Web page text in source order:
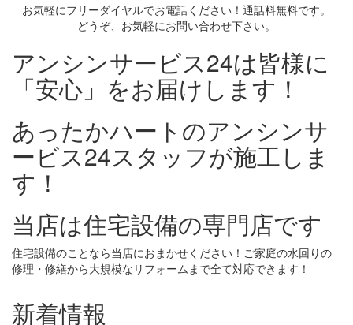
お気軽にフリーダイヤルでお電話ください！通話料無料です。
どうぞ、お気軽にお問い合わせ下さい。
アンシンサービス24は皆様に
「安心」をお届けします！
あったかハートのアンシンサ
ービス24スタッフが施工しま
す！
当店は住宅設備の専門店です
住宅設備のことなら当店におまかせください！ご家庭の水回りの
修理・修繕から大規模なリフォームまで全て対応できます！
新着情報